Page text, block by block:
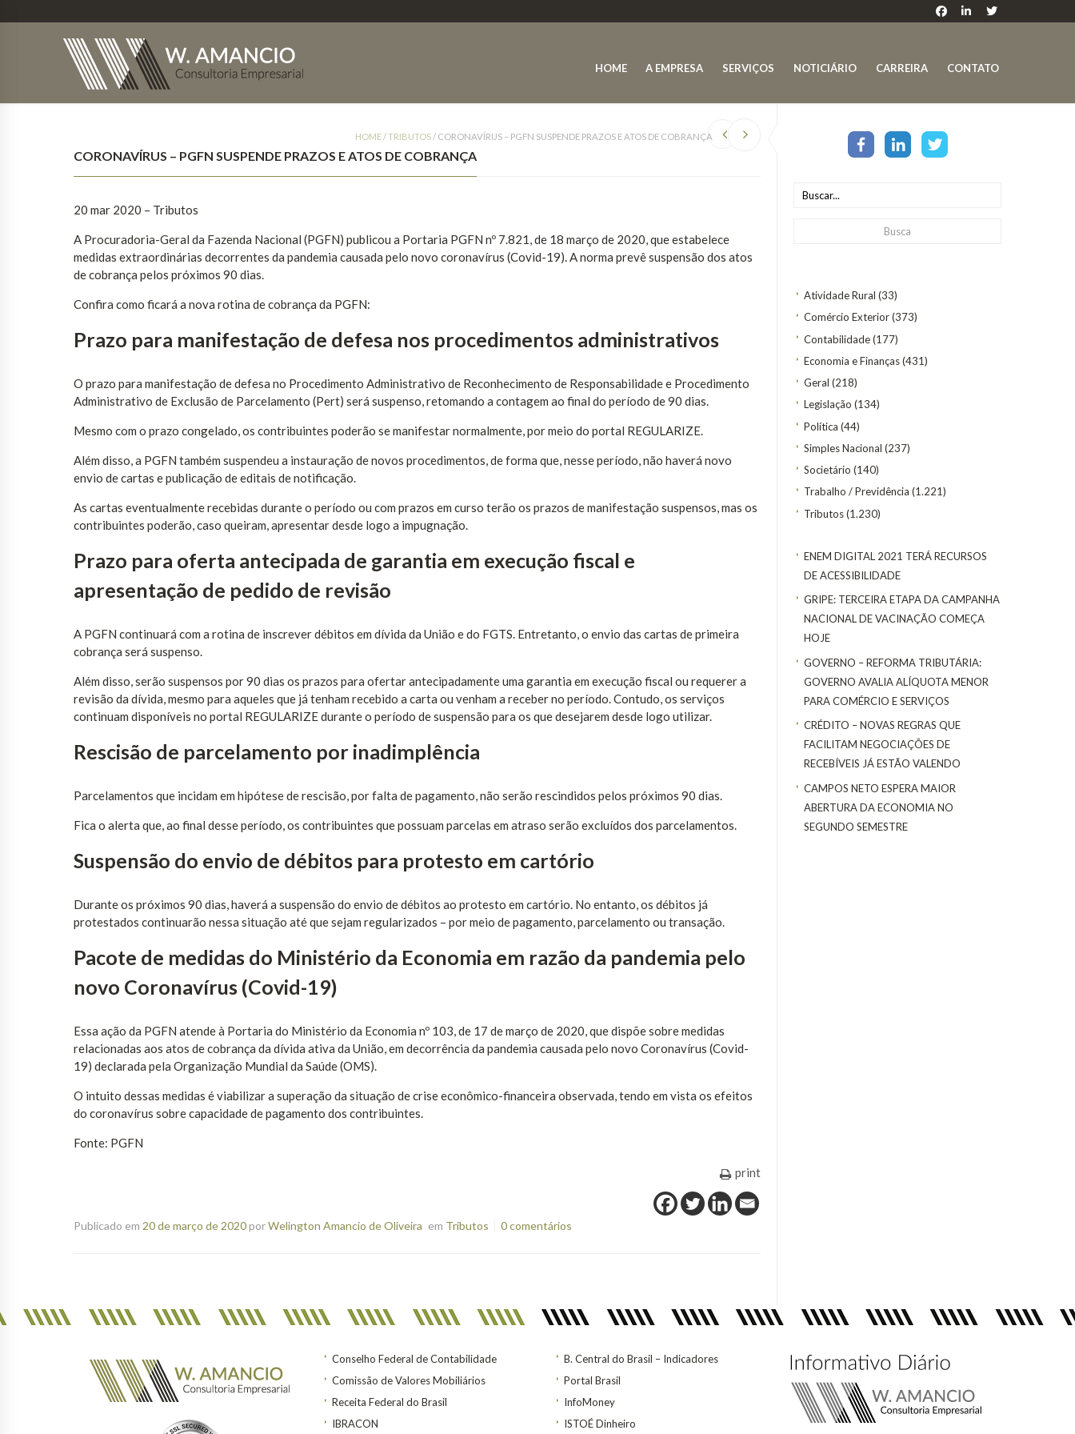
HOME A EMPRESA SERVIÇOS NOTICIÁRIO CARREIRA CONTATO
Atividade Rural (33)
Comércio Exterior(373)
Contabilidade(177)
Economia e Finanças(431)
Geral (218)
Legislação (134)
Política (44)
Simples Nacional (237)
Societário (140)
Trabalho / Previdência (1.221)
Tributos(1.230)
ENEM DIGITAL 2021 TERÁ RECURSOS
DE ACESSIBILIDADE
GRIPE: TERCEIRA ETAPA DA CAMPANHA
NACIONAL DE VACINAÇÃO COMEÇA
HOJE
GOVERNO – REFORMA TRIBUTÁRIA:
GOVERNO AVALIA ALÍQUOTA MENOR
PARA COMÉRCIO E SERVIÇOS
CRÉDITO – NOVAS REGRAS QUE
FACILITAM NEGOCIAÇÕES DE
RECEBÍVEIS JÁ ESTÃO VALENDO
CAMPOS NETO ESPERA MAIOR
ABERTURA DA ECONOMIA NO
SEGUNDO SEMESTRE
HOME/TRIBUTOS/ CORONAVÍRUS – PGFN SUSPENDE PRAZOS E ATOS DE COBRANÇA
CORONAVÍRUS – PGFN SUSPENDE PRAZOS E ATOS DE COBRANÇA
20 mar 2020 – Tributos
A Procuradoria-Geral da Fazenda Nacional (PGFN) publicou a Portaria PGFN nº 7.821, de 18 março de 2020, que estabelece
medidas extraordinárias decorrentes da pandemia causada pelo novo coronavírus (Covid-19). A norma prevê suspensão dos atos
de cobrança pelos próximos 90 dias.
Confira como ficará a nova rotina de cobrança da PGFN:
Prazo para manifestação de defesa nos procedimentos administrativos
O prazo para manifestação de defesa no Procedimento Administrativo de Reconhecimento de Responsabilidade e Procedimento
Administrativo de Exclusão de Parcelamento (Pert) será suspenso, retomando a contagem ao final do período de 90 dias.
Mesmo com o prazo congelado, os contribuintes poderão se manifestar normalmente, por meio do portal REGULARIZE.
Além disso, a PGFN também suspendeu a instauração de novos procedimentos, de forma que, nesse período, não haverá novo
envio de cartas e publicação de editais de notificação.
As cartas eventualmente recebidas durante o período ou com prazos em curso terão os prazos de manifestação suspensos, mas os
contribuintes poderão, caso queiram, apresentar desde logo a impugnação.
Prazo para oferta antecipada de garantia em execução fiscal e
apresentação de pedido de revisão
A PGFN continuará com a rotina de inscrever débitos em dívida da União e do FGTS. Entretanto, o envio das cartas de primeira
cobrança será suspenso.
Além disso, serão suspensos por 90 dias os prazos para ofertar antecipadamente uma garantia em execução fiscal ou requerer a
revisão da dívida, mesmo para aqueles que já tenham recebido a carta ou venham a receber no período. Contudo, os serviços
continuam disponíveis no portal REGULARIZE durante o período de suspensão para os que desejarem desde logo utilizar.
Rescisão de parcelamento por inadimplência
Parcelamentos que incidam em hipótese de rescisão, por falta de pagamento, não serão rescindidos pelos próximos 90 dias.
Fica o alerta que, ao final desse período, os contribuintes que possuam parcelas em atraso serão excluídos dos parcelamentos.
Suspensão do envio de débitos para protesto em cartório
Durante os próximos 90 dias, haverá a suspensão do envio de débitos ao protesto em cartório. No entanto, os débitos já
protestados continuarão nessa situação até que sejam regularizados – por meio de pagamento, parcelamento ou transação.
Pacote de medidas do Ministério da Economia em razão da pandemia pelo
novo Coronavírus (Covid-19)
Essa ação da PGFN atende à Portaria do Ministério da Economia nº 103, de 17 de março de 2020, que dispõe sobre medidas
relacionadas aos atos de cobrança da dívida ativa da União, em decorrência da pandemia causada pelo novo Coronavírus (Covid-
19) declarada pela Organização Mundial da Saúde (OMS).
O intuito dessas medidas é viabilizar a superação da situação de crise econômico-financeira observada, tendo em vista os efeitos
do coronavírus sobre capacidade de pagamento dos contribuintes.
Fonte: PGFN
print
Publicado em 20 de março de 2020porWelington Amancio de Oliveira em Tributos 0 comentários
Conselho Federal de Contabilidade
Comissão de Valores Mobiliários
Receita Federal do Brasil
IBRACON
B. Central do Brasil – Indicadores
Portal Brasil
InfoMoney
ISTOÉ Dinheiro